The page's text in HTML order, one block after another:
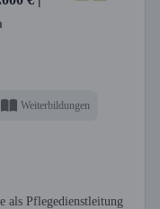
Weiterbildungen
als Pflegedienstleitung